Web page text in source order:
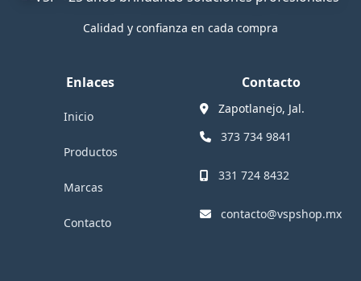
Calidad y confianza en cada compra